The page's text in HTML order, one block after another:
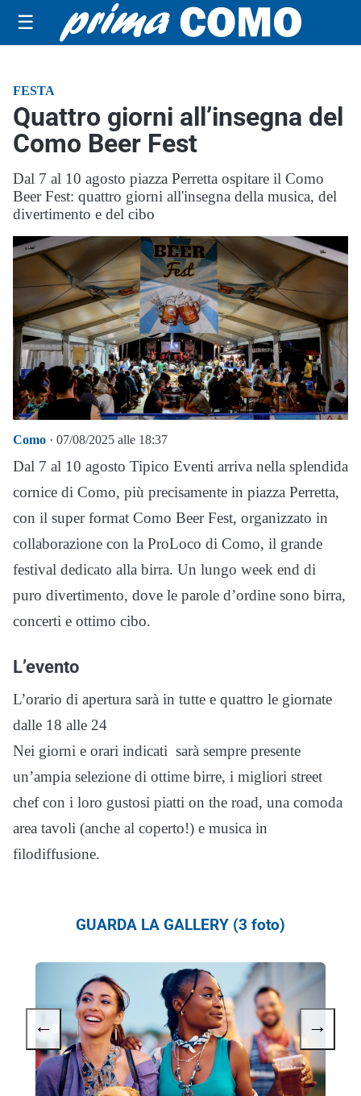
☰
FESTA
Quattro giorni all’insegna del
Como Beer Fest
Dal 7 al 10 agosto piazza Perretta ospitare il Como
Beer Fest: quattro giorni all'insegna della musica, del
divertimento e del cibo
Como · 07/08/2025 alle 18:37
Dal 7 al 10 agosto Tipico Eventi arriva nella splendida
cornice di Como, più precisamente in piazza Perretta,
con il super format Como Beer Fest, organizzato in
collaborazione con la ProLoco di Como, il grande
festival dedicato alla birra. Un lungo week end di
puro divertimento, dove le parole d’ordine sono birra,
concerti e ottimo cibo.
L’evento
L’orario di apertura sarà in tutte e quattro le giornate
dalle 18 alle 24
Nei giorni e orari indicati sarà sempre presente
un’ampia selezione di ottime birre, i migliori street
chef con i loro gustosi piatti on the road, una comoda
area tavoli (anche al coperto!) e musica in
filodiffusione.
GUARDA LA GALLERY (3 foto)
← →